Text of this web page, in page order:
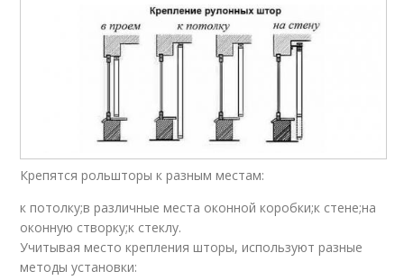
Крепятся рольшторы к разным местам:
к потолку;в различные места оконной коробки;к стене;на
оконную створку;к стеклу.
Учитывая место крепления шторы, используют разные
методы установки: